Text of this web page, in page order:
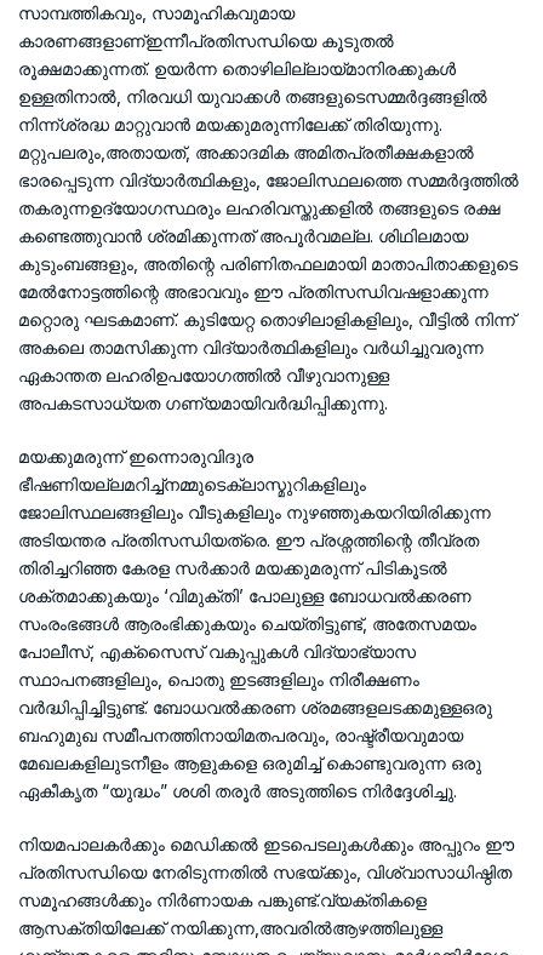
സാമ്പത്തികവും, സാമൂഹികവുമായ
കാരണങ്ങളാണ്ഇന്നീപ്രതിസന്ധിയെ കൂടുതൽ
രൂക്ഷമാക്കുന്നത്. ഉയർന്ന തൊഴിലില്ലായ്മാനിരക്കുകൾ
ഉള്ളതിനാൽ, നിരവധി യുവാക്കൾ തങ്ങളുടെസമ്മർദ്ദങ്ങളിൽ
നിന്ന്ശ്രദ്ധ മാറ്റുവാൻ മയക്കുമരുന്നിലേക്ക് തിരിയുന്നു.
മറ്റുപലരും,അതായത്, അക്കാദമിക അമിതപ്രതീക്ഷകളാൽ
ഭാരപ്പെടുന്ന വിദ്യാർത്ഥികളും, ജോലിസ്ഥലത്തെ സമ്മർദ്ദത്തിൽ
തകരുന്നഉദ്യോഗസ്ഥരും ലഹരിവസ്തുക്കളിൽ തങ്ങളുടെ രക്ഷ
കണ്ടെത്തുവാൻ ശ്രമിക്കുന്നത് അപൂർവമല്ല. ശിഥിലമായ
കുടുംബങ്ങളും, അതിന്റെ പരിണിതഫലമായി മാതാപിതാക്കളുടെ
മേൽനോട്ടത്തിന്റെ അഭാവവും ഈ പ്രതിസന്ധിവഷളാക്കുന്ന
മറ്റൊരു ഘടകമാണ്. കുടിയേറ്റ തൊഴിലാളികളിലും, വീട്ടിൽ നിന്ന്
അകലെ താമസിക്കുന്ന വിദ്യാർത്ഥികളിലും വർധിച്ചുവരുന്ന
ഏകാന്തത ലഹരിഉപയോഗത്തിൽ വീഴുവാനുള്ള
അപകടസാധ്യത ഗണ്യമായിവർദ്ധിപ്പിക്കുന്നു.
മയക്കുമരുന്ന് ഇന്നൊരുവിദൂര
ഭീഷണിയല്ലമറിച്ച്നമ്മുടെക്ലാസ്മുറികളിലും
ജോലിസ്ഥലങ്ങളിലും വീടുകളിലും നുഴഞ്ഞുകയറിയിരിക്കുന്ന
അടിയന്തര പ്രതിസന്ധിയത്രെ. ഈ പ്രശ്നത്തിന്റെ തീവ്രത
തിരിച്ചറിഞ്ഞ കേരള സർക്കാർ മയക്കുമരുന്ന് പിടികൂടൽ
ശക്തമാക്കുകയും ‘വിമുക്തി’ പോലുള്ള ബോധവൽക്കരണ
സംരംഭങ്ങൾ ആരംഭിക്കുകയും ചെയ്തിട്ടുണ്ട്, അതേസമയം
പോലീസ്, എക്സൈസ് വകുപ്പുകൾ വിദ്യാഭ്യാസ
സ്ഥാപനങ്ങളിലും, പൊതു ഇടങ്ങളിലും നിരീക്ഷണം
വർദ്ധിപ്പിച്ചിട്ടുണ്ട്. ബോധവൽക്കരണ ശ്രമങ്ങളലടക്കമുള്ളഒരു
ബഹുമുഖ സമീപനത്തിനായിമതപരവും, രാഷ്ട്രീയവുമായ
മേഖലകളിലുടനീളം ആളുകളെ ഒരുമിച്ച് കൊണ്ടുവരുന്ന ഒരു
ഏകീകൃത “യുദ്ധം” ശശി തരൂർ അടുത്തിടെ നിർദ്ദേശിച്ചു.
നിയമപാലകർക്കും മെഡിക്കൽ ഇടപെടലുകൾക്കും അപ്പുറം ഈ
പ്രതിസന്ധിയെ നേരിടുന്നതിൽ സഭയ്ക്കും, വിശ്വാസാധിഷ്ഠിത
സമൂഹങ്ങൾക്കും നിർണായക പങ്കുണ്ട്.വ്യക്തികളെ
ആസക്തിയിലേക്ക് നയിക്കുന്ന,അവരിൽആഴത്തിലുള്ള